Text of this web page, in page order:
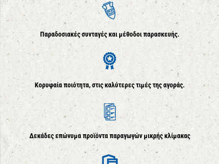
Παραδοσιακές συνταγές και μέθοδοι παρασκευής.
Κορυφαία ποιότητα, στις καλύτερες τιμές της αγοράς.
Δεκάδες επώνυμα προϊόντα παραγωγών μικρής κλίμακας